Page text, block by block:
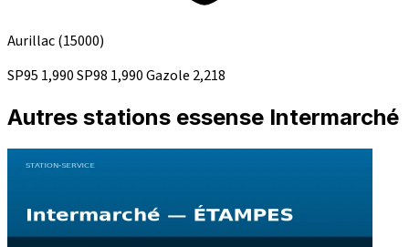
Aurillac(15000)
SP95 1,990SP98 1,990Gazole 2,218
Autres stations essense Intermarché